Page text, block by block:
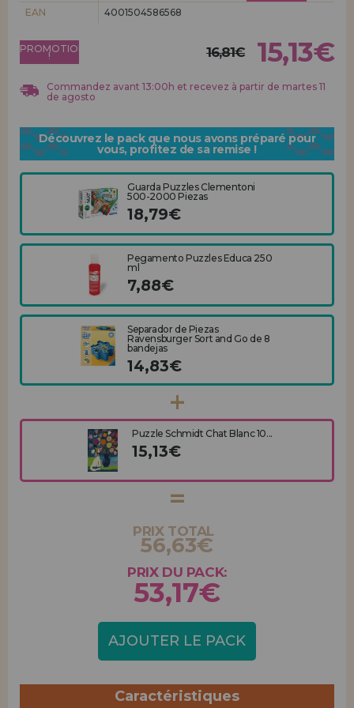
Allez-y! Nous vous attendions.
ENREGISTREMENT DISTRIBUTEUR
EAN
4001504586568
PROMOTION
! 16,81€ 15,13€
Commandez avant 13:00h et recevez à partir de martes 11
de agosto
Découvrez le pack que nous avons préparé pour
vous, profitez de sa remise !
Guarda Puzzles Clementoni
500-2000 Piezas
18,79€
Pegamento Puzzles Educa 250
ml
7,88€
Separador de Piezas
Ravensburger Sort and Go de 8
bandejas
14,83€
Puzzle Schmidt Chat Blanc 10...
15,13€
PRIX TOTAL
56,63€
PRIX DU PACK:
53,17€
AJOUTER LE PACK
Caractéristiques